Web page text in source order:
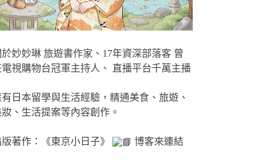
妙妙琳 旅遊書作家、17年資深部落客 曾
電視購物台冠軍主持人、 直播平台千萬主播
日本留學與生活經驗，精通美食、旅遊、
、生活提案等內容創作。
著作：《東京小日子》 博客來連結